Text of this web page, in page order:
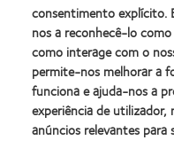
Progression in Children: Ensaio
1;99(3):204-212.]
4.Chamberlain P, Arumugam B, et al.
contact lens wear: MiSight 1 day 7
5. Arumugam B et al. Modelling Age
Clinical Trial. IOVS 2021;62(8):2333.]
6.Dados CVI em arquivo, 2025.
SA15980_1
consentimento explícito.
nos a reconhecê-lo
como interage com o
permite-nos melhorar a
funciona e ajuda-nos a
experiência de
anúncios relevantes para